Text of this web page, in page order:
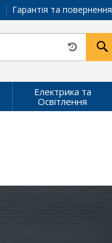
Гарантія та повернення
Електрика та
Освітлення